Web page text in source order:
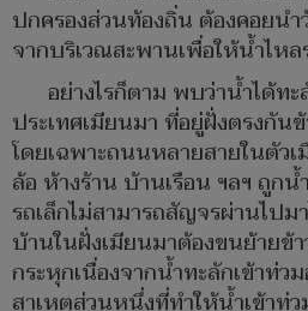
ปกครองส่วนท้องถิ่น ต้องคอยน
จากบริเวณสะพานเพื่อให้น้ำไหล
อย่างไรก็ตาม พบว่าน้ำได้ท
ประเทศเมียนมา ที่อยู่ฝั่งตรงกั
โดยเฉพาะถนนหลายสายในตัว
ล้อ ห้างร้าน บ้านเรือน ฯลฯ ถูก
รถเล็กไม่สามารถสัญจรผ่านไปม
บ้านในฝั่งเมียนมาต้องขนย้ายข้
กระหุกเนื่องจากน้ำทะลักเข้าท่ว
สาเหตุส่วนหนึ่งที่ทำให้น้ำเข้าท่